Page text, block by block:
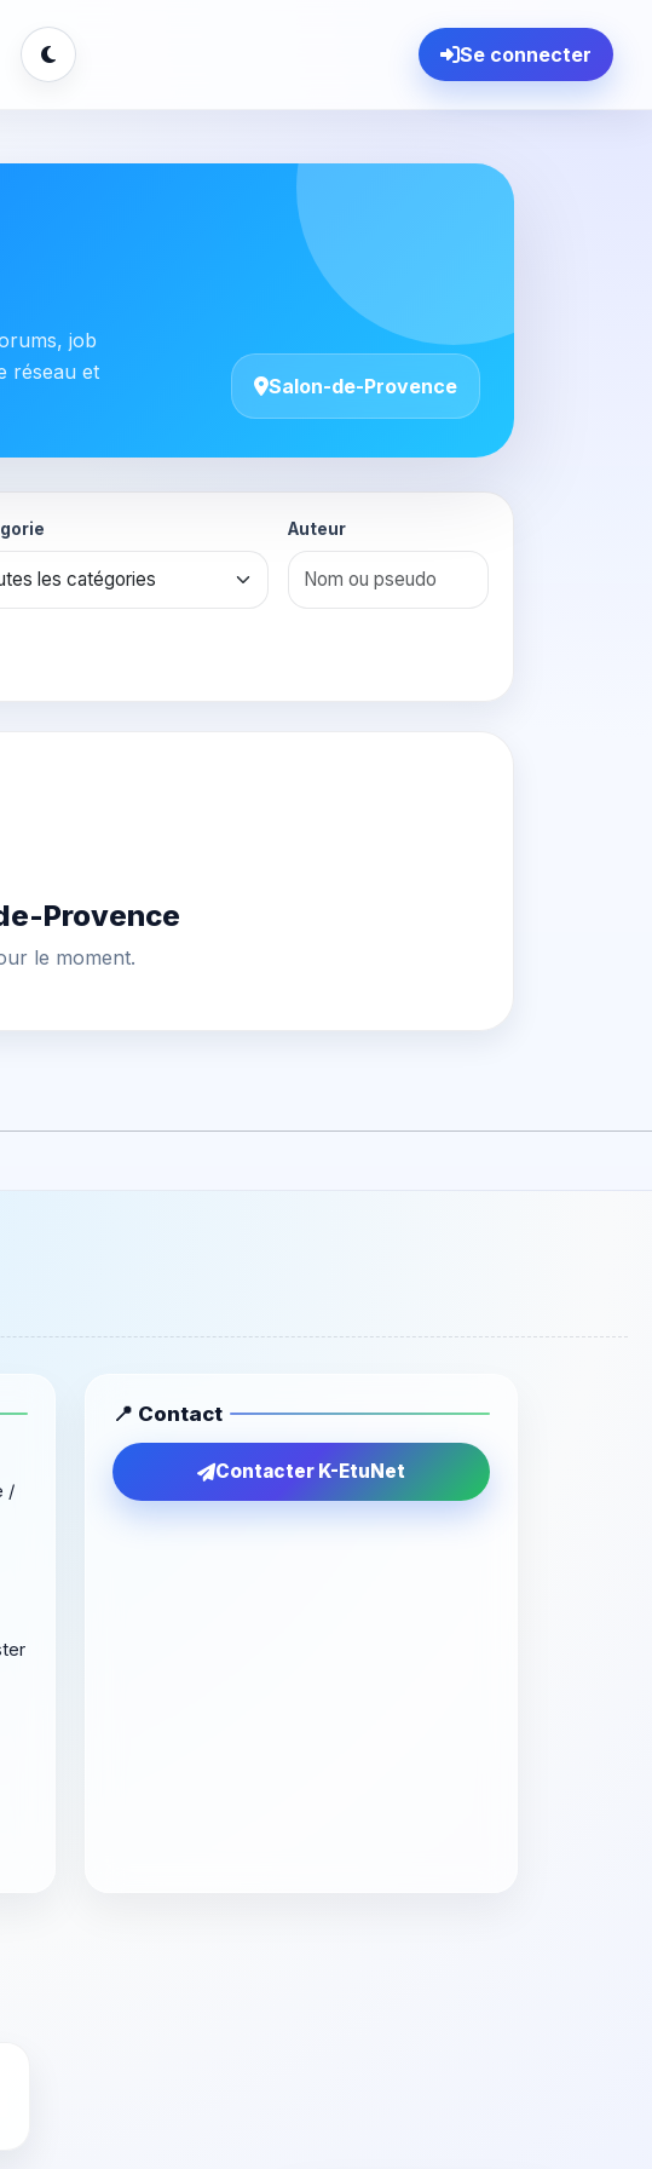
Se connecter
job
réseau et
Salon-de-Provence
Auteur
Provence
le moment.
/
📍 Contact
Contacter K-EtuNet